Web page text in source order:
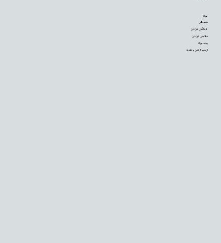
نوزاد
شیردهی
غربالگری نوزادان
سلامتی نوزادان
رشد نوزاد
از شیر گرفتن و تغذیه